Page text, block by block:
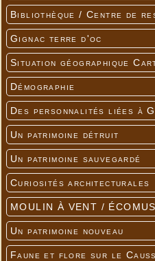
Bibliothèque / Centre de
Gignac terre d'oc
Situation géographique
Démographie
Des personnalités liées à
Un patrimoine détruit
Un patrimoine sauvegardé
Curiosités architecturales
MOULIN À VENT /
Un patrimoine nouveau
Faune et flore sur le